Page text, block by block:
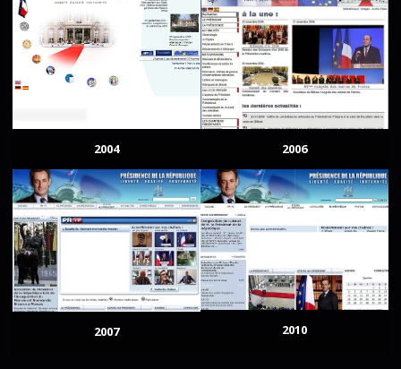
2004 2006
2007 2010